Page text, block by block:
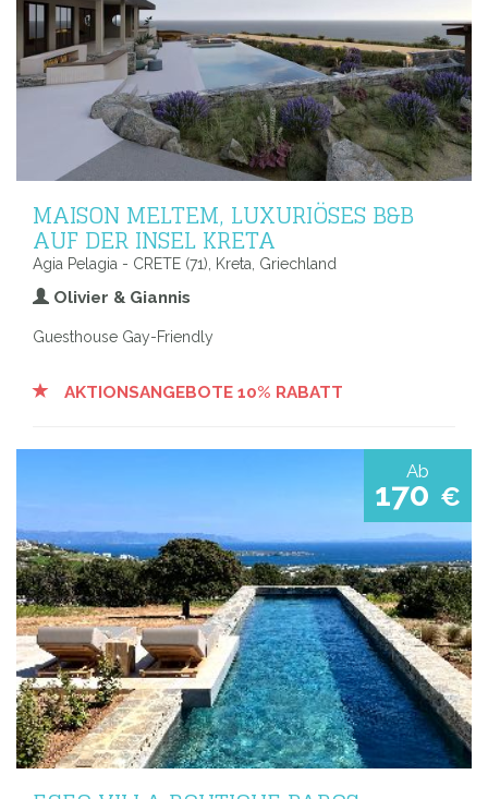
MAISON MELTEM, LUXURIÖSES B&B
AUF DER INSEL KRETA
Agia Pelagia - CRETE (71), Kreta, Griechland
Olivier & Giannis
Guesthouse Gay-Friendly
AKTIONSANGEBOTE 10% RABATT
Ab
170 €